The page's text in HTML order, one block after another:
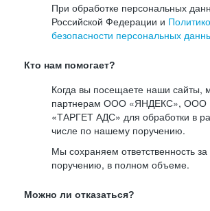
При обработке персональных
Российской Федерации и
безопасности персональных
Кто нам помогает?
Когда вы посещаете наши
партнерам ООО «ЯНДЕКС», ООО
«ТАРГЕТ АДС» для обработки в
числе по нашему поручению.
Мы сохраняем ответственность
поручению, в полном объеме.
Можно ли отказаться?